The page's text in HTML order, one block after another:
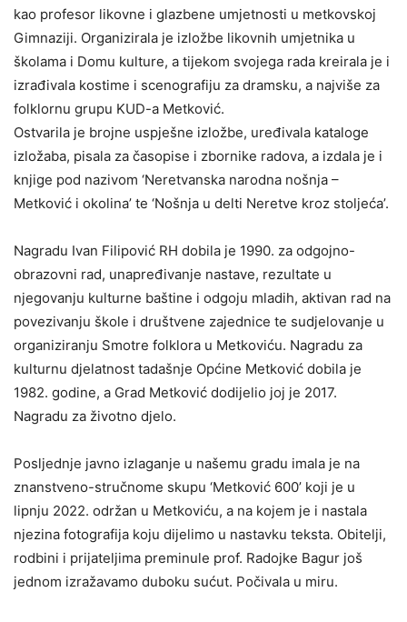
kao profesor likovne i glazbene umjetnosti u metkovskoj
Gimnaziji. Organizirala je izložbe likovnih umjetnika u
školama i Domu kulture, a tijekom svojega rada kreirala je i
izrađivala kostime i scenografiju za dramsku, a najviše za
folklornu grupu KUD-a Metković.
Ostvarila je brojne uspješne izložbe, uređivala kataloge
izložaba, pisala za časopise i zbornike radova, a izdala je i
knjige pod nazivom ‘Neretvanska narodna nošnja –
Metković i okolina’ te ‘Nošnja u delti Neretve kroz stoljeća’.
Nagradu Ivan Filipović RH dobila je 1990. za odgojno-
obrazovni rad, unapređivanje nastave, rezultate u
njegovanju kulturne baštine i odgoju mladih, aktivan rad na
povezivanju škole i društvene zajednice te sudjelovanje u
organiziranju Smotre folklora u Metkoviću. Nagradu za
kulturnu djelatnost tadašnje Općine Metković dobila je
1982. godine, a Grad Metković dodijelio joj je 2017.
Nagradu za životno djelo.
Posljednje javno izlaganje u našemu gradu imala je na
znanstveno-stručnome skupu ‘Metković 600’ koji je u
lipnju 2022. održan u Metkoviću, a na kojem je i nastala
njezina fotografija koju dijelimo u nastavku teksta. Obitelji,
rodbini i prijateljima preminule prof. Radojke Bagur još
jednom izražavamo duboku sućut. Počivala u miru.